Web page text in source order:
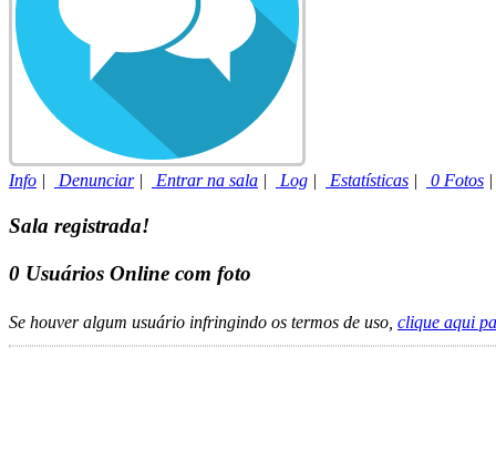
Info | Denunciar| Entrar na sala | Log | Estatísticas | 0 Fotos
Sala registrada!
0 Usuários Online com foto
Se houver algum usuário infringindo os termos de uso, clique aqui